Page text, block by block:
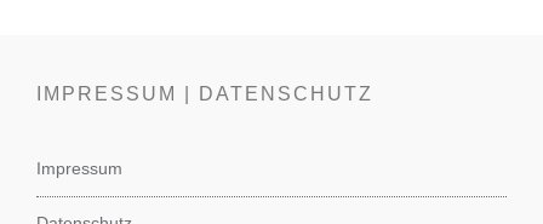
IMPRESSUM | DATENSCHUTZ
Impressum